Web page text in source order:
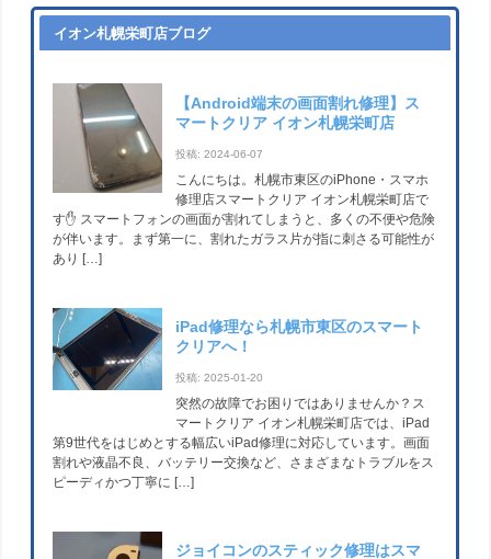
イオン札幌栄町店ブログ
【Android端末の画面割れ修理】ス
マートクリア イオン札幌栄町店
投稿: 2024-06-07
こんにちは。札幌市東区のiPhone・スマホ
修理店スマートクリア イオン札幌栄町店で
す✋ スマートフォンの画面が割れてしまうと、多くの不便や危険
が伴います。まず第一に、割れたガラス片が指に刺さる可能性が
あり […]
iPad修理なら札幌市東区のスマート
クリアへ！
投稿: 2025-01-20
突然の故障でお困りではありませんか？ス
マートクリア イオン札幌栄町店では、iPad
第9世代をはじめとする幅広いiPad修理に対応しています。画面
割れや液晶不良、バッテリー交換など、さまざまなトラブルをス
ピーディかつ丁寧に […]
ジョイコンのスティック修理はスマ